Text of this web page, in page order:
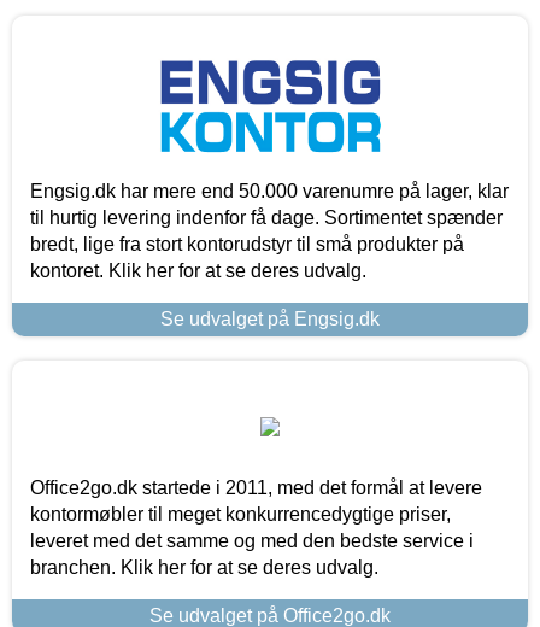
Engsig.dk har mere end 50.000 varenumre på lager, klar
til hurtig levering indenfor få dage. Sortimentet spænder
bredt, lige fra stort kontorudstyr til små produkter på
kontoret. Klik her for at se deres udvalg.
Se udvalget på Engsig.dk
Office2go.dk startede i 2011, med det formål at levere
kontormøbler til meget konkurrencedygtige priser,
leveret med det samme og med den bedste service i
branchen. Klik her for at se deres udvalg.
Se udvalget på Office2go.dk